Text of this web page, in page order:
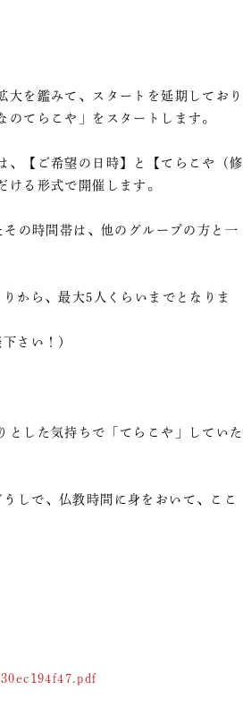
大を鑑みて、スタートを延期しており
のてらこや」をスタートします。
、【ご希望の日時】と【てらこや（修
ける形式で開催します。
の時間帯は、他のグループの方と一
から、最大5人くらいまでとなりま
さい！）
とした気持ちで「てらこや」していた
しで、仏教時間に身をおいて、ここ